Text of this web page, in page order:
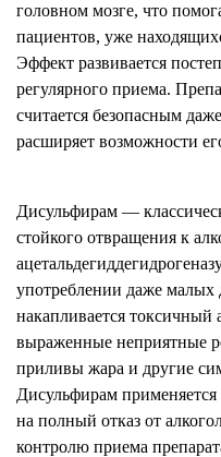
головном мозге, что
пациентов, уже
Эффект развивается
регулярного приема.
считается безопасным
расширяет возможности
Дисульфирам —
стойкого отвращения к
употреблении даже малых
накапливается токсичный
выраженные неприятные
приливы жара и другие
Дисульфирам
на полный отказ от
контролю приема